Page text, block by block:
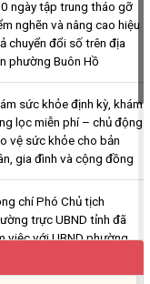
ngày tập trung tháo gỡ
nghẽn và nâng cao hiệu
chuyển đổi số trên địa
phường Buôn Hồ
sức khỏe định kỳ, khám
lọc miễn phí – chủ động
vệ sức khỏe cho bản
gia đình và cộng đồng
chí Phó Chủ tịch
trực UBND tỉnh đã
việc với UBND phường
tỉnh Đắk Lắk
ngày 31/7/2026 của
lao động trên địa
phương án bồi
chi tiết kinh phí bồi
hiện Dự án: Cải
đường Nguyễn Hiền